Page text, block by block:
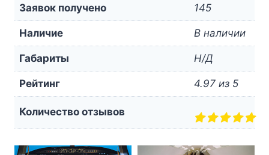
Заявок получено
145
Наличие В наличии
Габариты Н/Д
Рейтинг 4.97 из 5
Количество отзывов